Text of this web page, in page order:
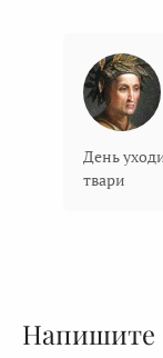
День
твари
Напишите